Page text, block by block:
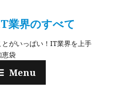
業界のすべて
がいっぱい！IT業界を上手
恵袋
Menu